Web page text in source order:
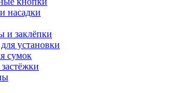
насадки
и заклёпки
установки
сумок